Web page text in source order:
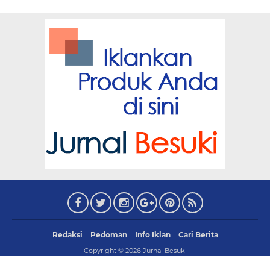
Redaksi Pedoman Info Iklan Cari Berita
Copyright © 2026 Jurnal Besuki